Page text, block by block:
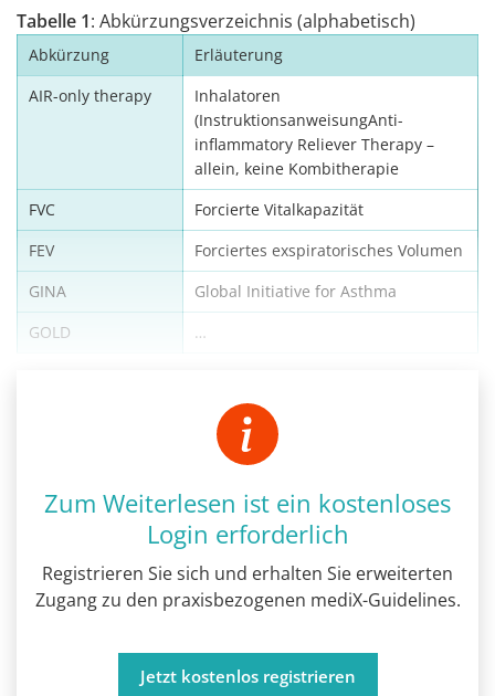
Tabelle 1: Abkürzungsverzeichnis (alphabetisch)
Abkürzung
Erläuterung
AIR-only therapy
Inhalatoren
(InstruktionsanweisungAnti-
inflammatory Reliever Therapy –
allein, keine Kombitherapie
FVC
Forcierte Vitalkapazität
FEV
Forciertes exspiratorisches Volumen
GINA
Global Initiative for Asthma
GOLD
…
Zum Weiterlesen ist ein kostenloses
Login erforderlich
Registrieren Sie sich und erhalten Sie erweiterten
Zugang zu den praxisbezogenen mediX-Guidelines.
Jetzt kostenlos registrieren